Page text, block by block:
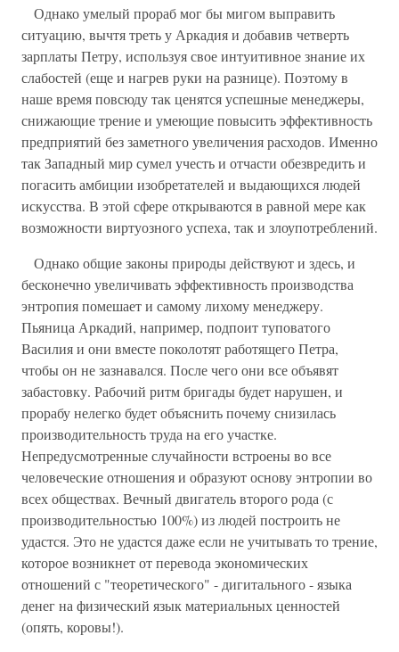
Однако умелый прораб мог бы мигом выправить
ситуацию, вычтя треть у Аркадия и добавив четверть
зарплаты Петру, используя свое интуитивное знание их
слабостей (еще и нагрев руки на разнице). Поэтому в
наше время повсюду так ценятся успешные менеджеры,
снижающие трение и умеющие повысить эффективность
предприятий без заметного увеличения расходов. Именно
так Западный мир сумел учесть и отчасти обезвредить и
погасить амбиции изобретателей и выдающихся людей
искусства. В этой сфере открываются в равной мере как
возможности виртуозного успеха, так и злоупотреблений.
Однако общие законы природы действуют и здесь, и
бесконечно увеличивать эффективность производства
энтропия помешает и самому лихому менеджеру.
Пьяница Аркадий, например, подпоит туповатого
Василия и они вместе поколотят работящего Петра,
чтобы он не зазнавался. После чего они все объявят
забастовку. Рабочий ритм бригады будет нарушен, и
прорабу нелегко будет объяснить почему снизилась
производительность труда на его участке.
Непредусмотренные случайности встроены во все
человеческие отношения и образуют основу энтропии во
всех обществах. Вечный двигатель второго рода (с
производительностью 100%) из людей построить не
удастся. Это не удастся даже если не учитывать то трение,
которое возникнет от перевода экономических
отношений с "теоретического" - дигитального - языка
денег на физический язык материальных ценностей
(опять, коровы!).